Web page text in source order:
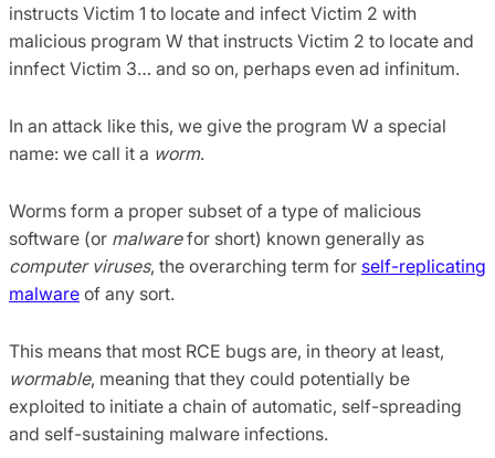
instructs Victim 1 to locate and infect Victim 2 with
malicious program W that instructs Victim 2 to locate and
innfect Victim 3… and so on, perhaps even ad infinitum.
In an attack like this, we give the program W a special
name: we call it a worm.
Worms form a proper subset of a type of malicious
software (or malwarefor short) known generally as
computer viruses, the overarching term for self-replicating
malware of any sort.
This means that most RCE bugs are, in theory at least,
wormable, meaning that they could potentially be
exploited to initiate a chain of automatic, self-spreading
and self-sustaining malware infections.